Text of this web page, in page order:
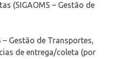
(SIGAOMS – Gestão de
– Gestão de Transportes,
de entrega/coleta (por